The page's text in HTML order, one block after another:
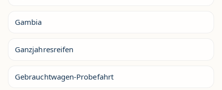
Gambia
Ganzjahresreifen
Gebrauchtwagen-Probefahrt